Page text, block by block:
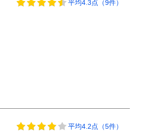
平均4.3点（9件）
平均4.2点（5件）